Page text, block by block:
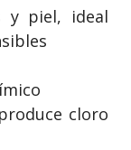
y piel, ideal
cloro